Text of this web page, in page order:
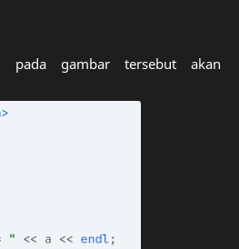
pada gambar tersebut akan